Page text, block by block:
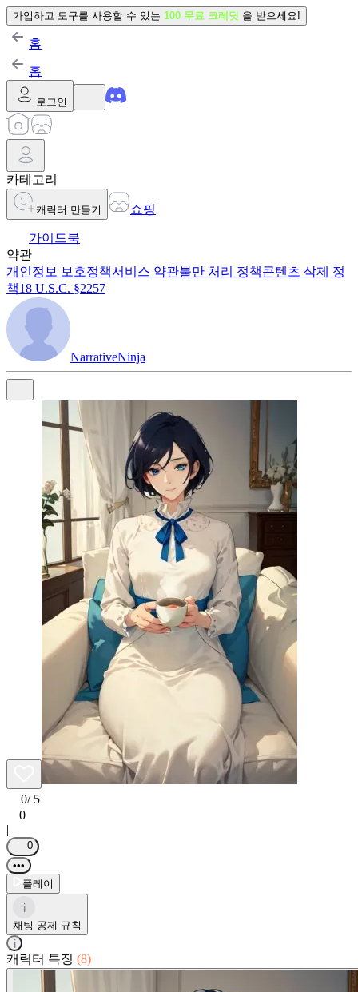
가입하고 도구를 사용할 수 있는 100 무료 크레딧 을 받으세요!
홈
홈
로그인
카테고리
캐릭터 만들기 쇼핑
가이드북
약관
개인정보 보호정책서비스 약관불만 처리 정책콘텐츠 삭제 정
책18 U.S.C. §2257
NarrativeNinja
0/ 5
0
|
0
•••
플레이
i
채팅 공제 규칙
i
캐릭터 특징 (8)